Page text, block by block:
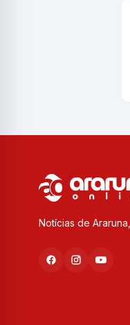
Notícias de